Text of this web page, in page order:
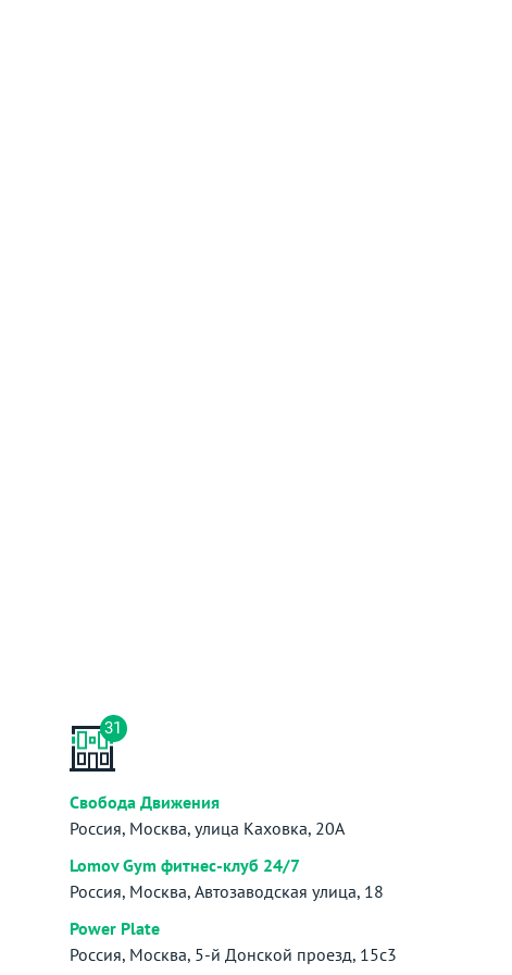
31
Свобода Движения
Россия, Москва, улица Каховка, 20А
Lomov Gym фитнес-клуб 24/7
Россия, Москва, Автозаводская улица, 18
Power Plate
Россия, Москва, 5-й Донской проезд, 15с3